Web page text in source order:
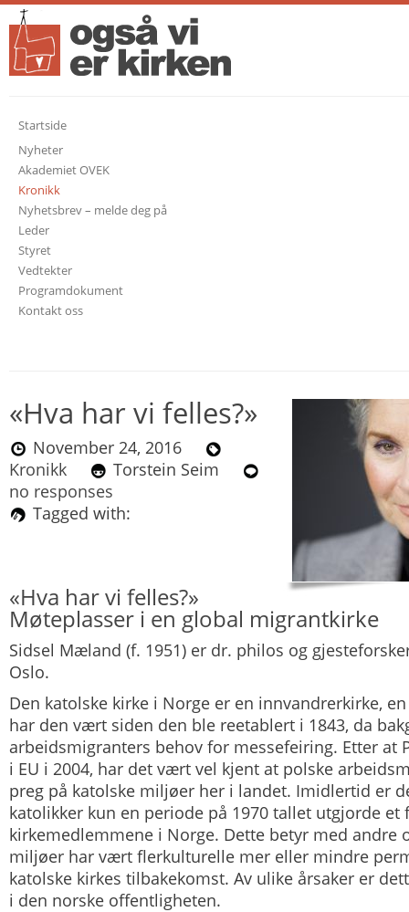
Startside
Nyheter
Akademiet OVEK
Kronikk
Nyhetsbrev – melde deg på
Leder
Styret
Vedtekter
Programdokument
Kontakt oss
«Hva har vi felles?»
November 24, 2016
Kronikk
Torstein Seim
no responses
Tagged with:
«Hva har vi felles?»
Møteplasser i en global migrantkirke
Sidsel Mæland (f. 1951) er dr. philos og
Oslo.
Den katolske kirke i Norge er en innvandrerkirke,
har den vært siden den ble reetablert i 1843, da
arbeidsmigranters behov for messefeiring. Etter at
i EU i 2004, har det vært vel kjent at polske
preg på katolske miljøer her i landet. Imidlertid er
katolikker kun en periode på 1970 tallet utgjorde et
kirkemedlemmene i Norge. Dette betyr med andre
miljøer har vært flerkulturelle mer eller mindre
katolske kirkes tilbakekomst. Av ulike årsaker er
i den norske offentligheten.